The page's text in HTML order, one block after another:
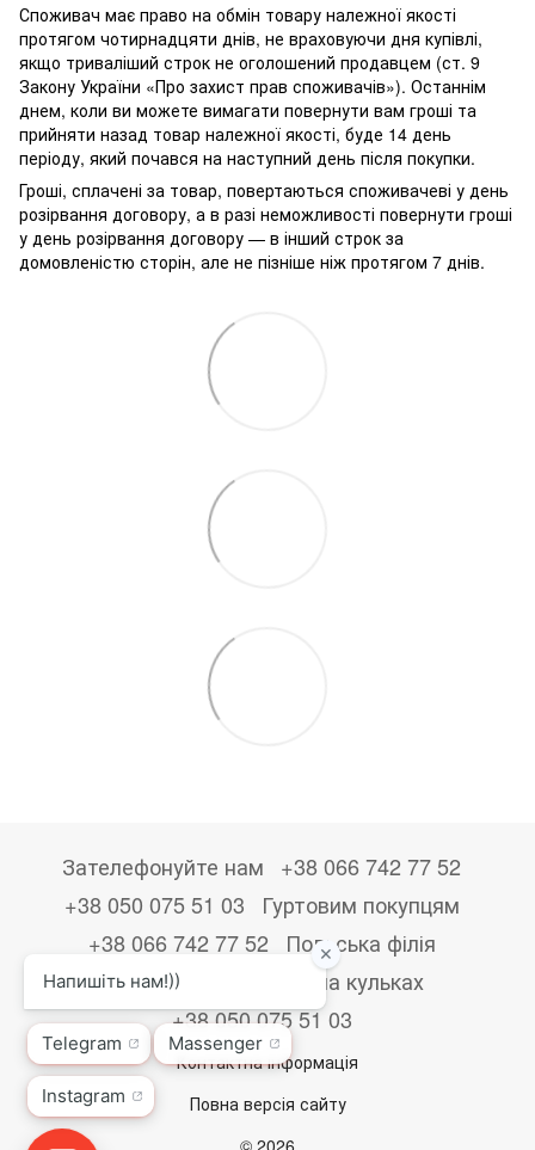
Споживач має право на обмін товару належної якості
протягом чотирнадцяти днів, не враховуючи дня купівлі,
якщо триваліший строк не оголошений продавцем (ст. 9
Закону України «Про захист прав споживачів»). Останнім
днем, коли ви можете вимагати повернути вам гроші та
прийняти назад товар належної якості, буде 14 день
періоду, який почався на наступний день після покупки.
Гроші, сплачені за товар, повертаються споживачеві у день
розірвання договору, а в разі неможливості повернути гроші
у день розірвання договору — в інший строк за
домовленістю сторін, але не пізніше ніж протягом 7 днів.
Зателефонуйте нам
+38 066 742 77 52
+38 050 075 51 03
Гуртовим покупцям
+38 066 742 77 52
Польська філія
+48533867723
Друк на кульках
+38 050 075 51 03
Контактна інформація
Повна версія сайту
© 2026